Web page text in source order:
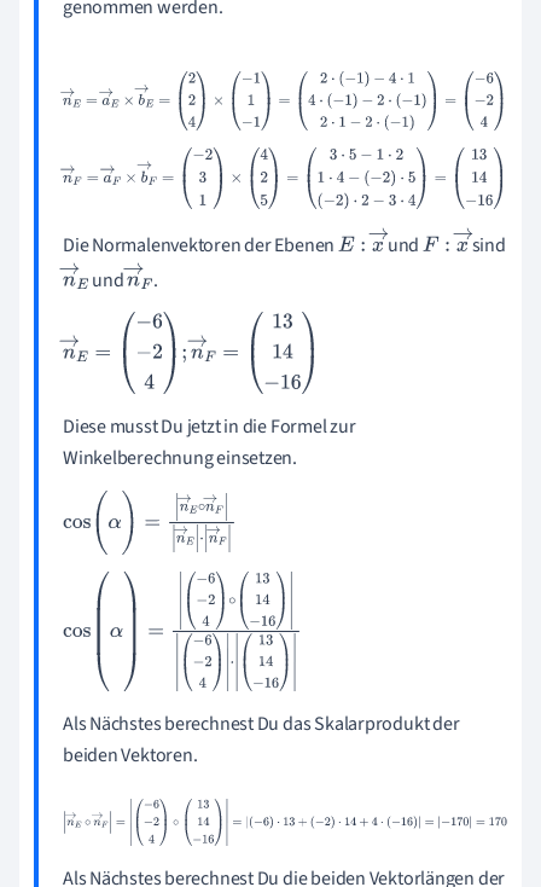
→
genommen werden.
n→E=a→E×b→E = 224 × 1 - = 2·( 1 )- 4· 14·( -1 )-2· 1) 2 1-
n→F=a→ F×b→F =- 23 1× 42 5 =3· 5-1 ·21 ·4- (-2)·5(- 2)· 2 -
Die Normalenvektoren der EbenenE:x → undF:x → sind
n→ undn→
F
.
n→E =-6 -2 4;n→ F =1314-16
Diese musst Du jetzt in die Formel zur
Winkelberechnung einsetzen.
cos(α )= n→ E∘ n→Fn→E·
cos( )=- 24∘1314-16-6-
13 16
Als Nächstes berechnest Du das Skalarprodukt der
beiden Vektoren.
n→ ∘ n F=-6- 4∘1314
(
13 2·14+ (-16)=
Als Nächstes berechnest Du die beiden Vektorlängen der